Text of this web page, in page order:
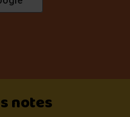
notes